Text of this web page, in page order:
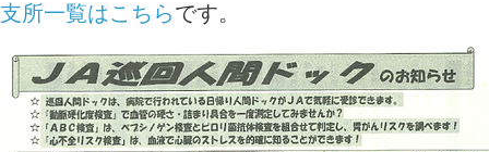
支所一覧はこちらです。